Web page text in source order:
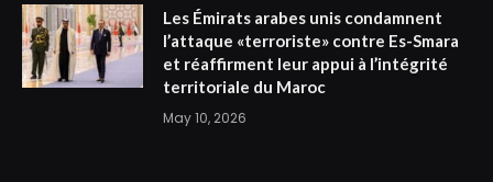
Les Émirats arabes unis condamnent
l’attaque «terroriste» contre Es-Smara
et réaffirment leur appui à l’intégrité
territoriale du Maroc
May 10, 2026